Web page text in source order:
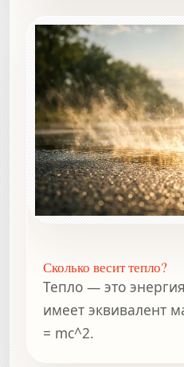
Сколько весит тепло?
Тепло — это
имеет эквивалент
= mc^2.